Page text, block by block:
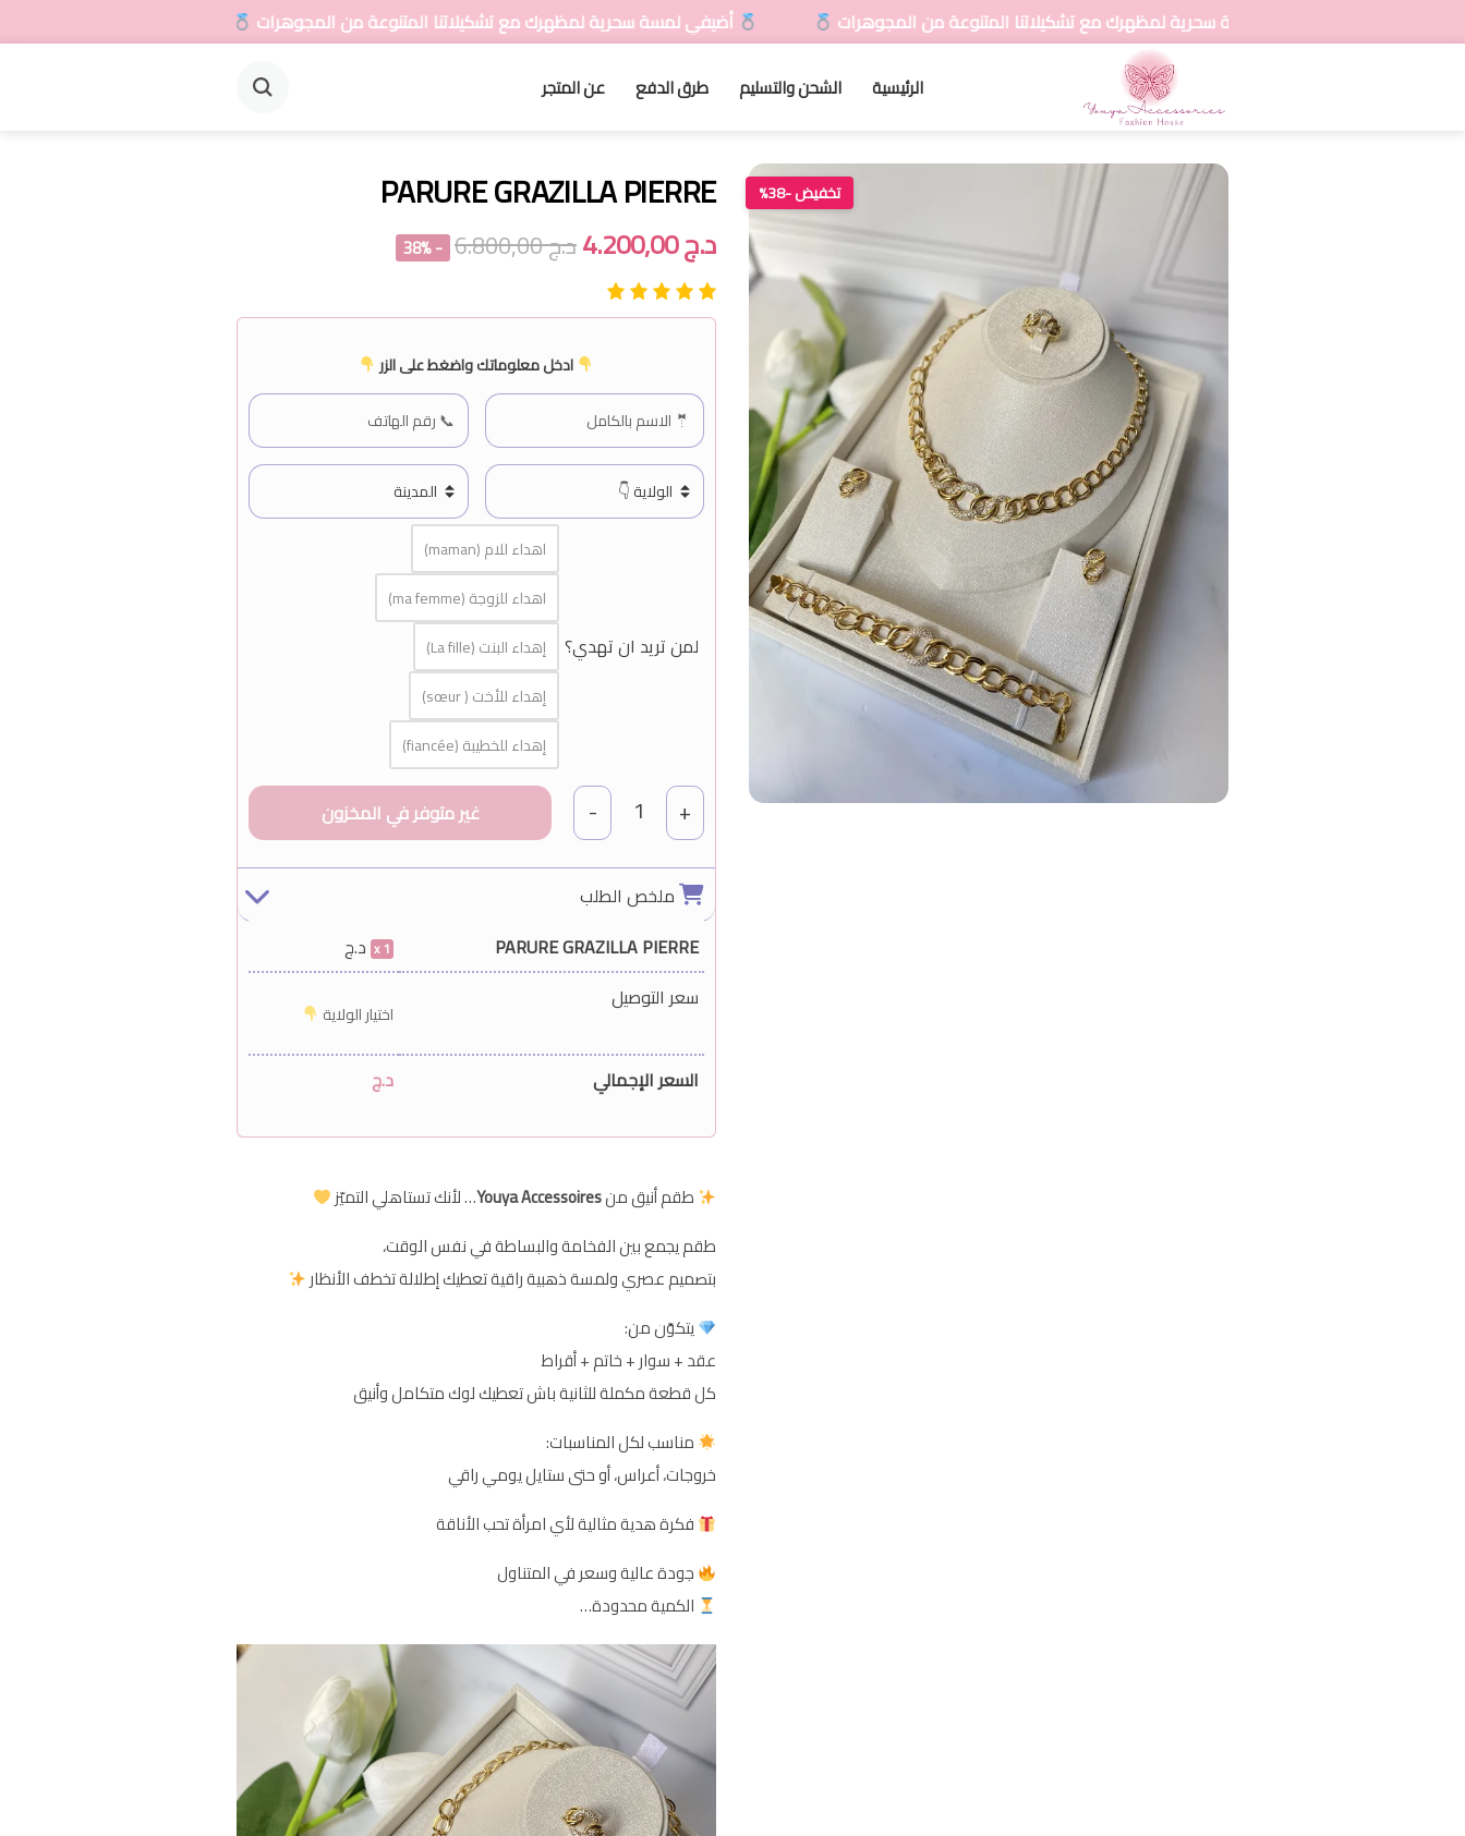
لمسة سحرية لمظهرك مع تشكيلاتنا المتنوعة من المجوهرات أضيفي لمسة سحرية لمظهرك مع تشكيلاتنا المتنوعة من المجوهرات
الرئيسية الشحن والتسليم طرق الدفع عن المتجر
تخفيض -38% PARURE GRAZILLA PIERRE
د.ج4.200,00 د.ج6.800,00
- 38%
ادخل معلوماتك واضغط على الزر
لمن تريد ان تهدي؟
اهداء للام (maman)
اهداء للزوجة (ma femme)
إهداء البنت (La fille)
إهداء للأخت ( sœur)
إهداء للخطيبة (fiancée)
+
1
-
ملخص الطلب
PARURE GRAZILLA PIERRE
1
د.ج
سعر التوصيل
اختيار الولاية
السعر الإجمالي د.ج
طقم أنيق منYouya Accessoires… لأنك تستاهلي التميّز
طقم يجمع بين الفخامة والبساطة في نفس الوقت،
بتصميم عصري ولمسة ذهبية راقية تعطيك إطلالة تخطف الأنظار
يتكوّن من:
عقد + سوار + خاتم + أقراط
كل قطعة مكملة للثانية باش تعطيك لوك متكامل وأنيق
مناسب لكل المناسبات:
خروجات، أعراس، أو حتى ستايل يومي راقي
فكرة هدية مثالية لأي امرأة تحب الأناقة
جودة عالية وسعر في المتناول
الكمية محدودة…